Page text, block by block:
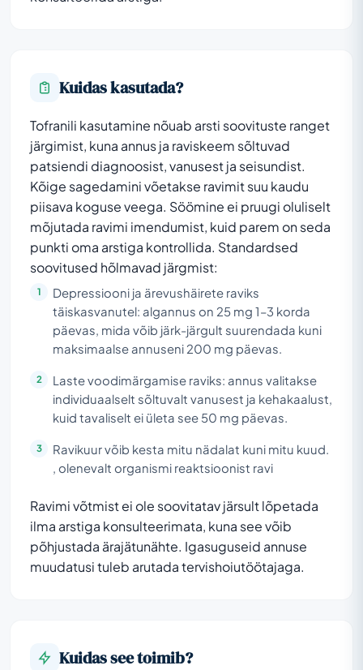
Kuidas kasutada?
Tofranili kasutamine nõuab arsti soovituste ranget
järgimist, kuna annus ja raviskeem sõltuvad
patsiendi diagnoosist, vanusest ja seisundist.
Kõige sagedamini võetakse ravimit suu kaudu
piisava koguse veega. Söömine ei pruugi oluliselt
mõjutada ravimi imendumist, kuid parem on seda
punkti oma arstiga kontrollida. Standardsed
soovitused hõlmavad järgmist:
Depressiooni ja ärevushäirete raviks
täiskasvanutel: algannus on 25 mg 1–3 korda
päevas, mida võib järk-järgult suurendada kuni
maksimaalse annuseni 200 mg päevas.
Laste voodimärgamise raviks: annus valitakse
individuaalselt sõltuvalt vanusest ja kehakaalust,
kuid tavaliselt ei ületa see 50 mg päevas.
Ravikuur võib kesta mitu nädalat kuni mitu kuud.
, olenevalt organismi reaktsioonist ravi
Ravimi võtmist ei ole soovitatav järsult lõpetada
ilma arstiga konsulteerimata, kuna see võib
põhjustada ärajätunähte. Igasuguseid annuse
muudatusi tuleb arutada tervishoiutöötajaga.
Kuidas see toimib?